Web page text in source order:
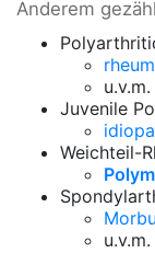
Anderem
u.v.m.
Juvenile
Weichteil-
u.v.m.